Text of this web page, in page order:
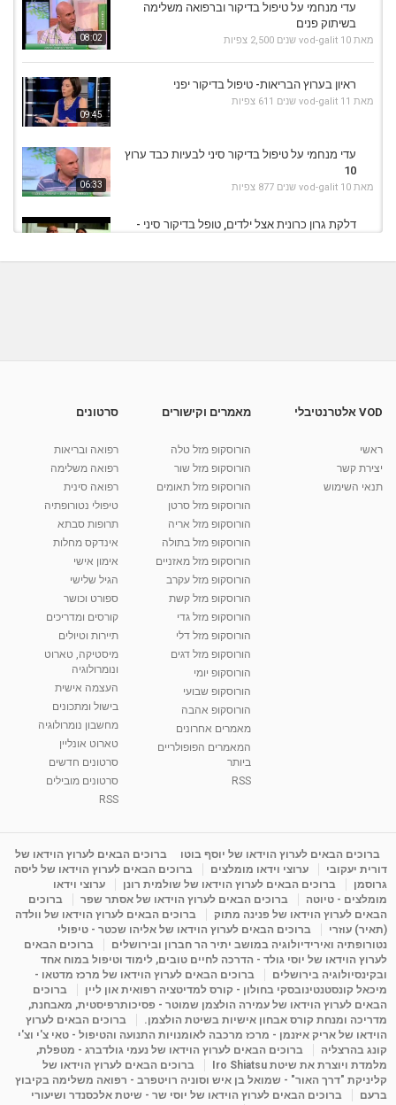
08:02
עדי מנחמי על טיפול בדיקור וברפואה משלימה
בשיתוק פנים
מאת vod-galit 10 שנים 2,500 צפיות
09:45
ראיון בערוץ הבריאות- טיפול בדיקור יפני
מאת vod-galit 11 שנים 611 צפיות
06:33
עדי מנחמי על טיפול בדיקור סיני לבעיות כבד ערוץ
10
מאת vod-galit 10 שנים 877 צפיות
דלקת גרון כרונית אצל ילדים, טופל בדיקור סיני -
מאת Shahar-vod 5 שנים 3,964 צפיות
10:17
קרין גורן - העוגה המתגלצ’ת ללא קמח
38.5k צפיות
01:37
יוסי שר - מתמחה בשיטת אלכסנדר וטאי צ'י
2,738 צפיות
01:46
רנה רז-גילו -טיפול אנרגטי ויעוץ רוחני - נומרולוגית
2,315 צפיות
05:37
סודות בתאריך הלידה, משמעות חודש הלידה -
ינואר זינה ליבשיץ נומרולוגית
ליסה גרוסמן - המרכז לאימון התנהגותי - קשב
09:12
מדיטציה בדמיון מודרך - היכרות עם האני הפנימי
מאת admin 11 שנים 3,650 צפיות
פנינה מתוק - מרכז "נתיב הלב" בהרצליה-
מדיטציה-התחדשות
Shahar-vod
VOD אלטרנטיבלי
ראשי
יצירת קשר
תנאי השימוש
מאמרים וקישורים
הורוסקופ מזל טלה
הורוסקופ מזל שור
הורוסקופ מזל תאומים
הורוסקופ מזל סרטן
הורוסקופ מזל אריה
הורוסקופ מזל בתולה
הורוסקופ מזל מאזניים
הורוסקופ מזל עקרב
הורוסקופ מזל קשת
הורוסקופ מזל גדי
הורוסקופ מזל דלי
הורוסקופ מזל דגים
הורוסקופ יומי
הורוסקופ שבועי
הורוסקופ אהבה
מאמרים אחרונים
המאמרים הפופולריים
ביותר
RSS
סרטונים
רפואה ובריאות
רפואה משלימה
רפואה סינית
טיפולי נטורופתיה
תרופות סבתא
אינדקס מחלות
אימון אישי
הגיל שלישי
ספורט וכושר
קורסים ומדריכים
תיירות וטיולים
מיסטיקה, טארוט
ונומרולוגיה
העצמה אישית
בישול ומתכונים
מחשבון נומרולוגיה
טארוט אונליין
סרטונים חדשים
סרטונים מובילים
RSS
ברוכים הבאים לערוץ הוידאו של יוסף בוטו
ברוכים הבאים לערוץ הוידאו של
דורית יעקובי
ערוצי וידאו מומלצים
ברוכים הבאים לערוץ הוידאו של ליסה
גרוסמן
ברוכים הבאים לערוץ הוידאו של שולמית רונן
ערוצי וידאו
מומלצים - טיוטה
ברוכים הבאים לערוץ הוידאו של אסתר שפר
ברוכים
הבאים לערוץ הוידאו של פנינה מתוק
ברוכים הבאים לערוץ הוידאו של וולדה
(תאיר) עוזרי
ברוכים הבאים לערוץ הוידאו של אליהו שכטר - טיפולי
נטורופתיה ואירידיולוגיה במושב יתיר הר חברון ובירושלים
ברוכים הבאים
לערוץ הוידאו של יוסי גולד - הדרכה לחיים טובים, לימוד וטיפול במוח אחד
ובקינסיולוגיה בירושלים
ברוכים הבאים לערוץ הוידאו של מרכז מדטאו -
מיכאל קונסטנטינובסקי בחולון - קורס למדיטציה רפואית און ליין
ברוכים
הבאים לערוץ הוידאו של עמירה הולצמן שמוטר - פסיכותרפיסטית, מאבחנת,
מדריכה ומנחת קורס אבחון אישיות בשיטת הולצמן.
ברוכים הבאים לערוץ
הוידאו של אריק איזנמן - מרכז מרכבה לאומנויות התנועה והטיפול - טאי צ'י וצ'י
קונג בהרצליה
ברוכים הבאים לערוץ הוידאו של נעמי גולדברג - מטפלת,
מלמדת ויוצרת את שיטת Iro Shiatsu
ברוכים הבאים לערוץ הוידאו של
קליניקת "דרך האור" - שמואל בן איש וסוניה רויטפרב - רפואה משלימה בקיבוץ
ברעם
ברוכים הבאים לערוץ הוידאו של יוסי שר - שיטת אלכסנדר ושיעורי